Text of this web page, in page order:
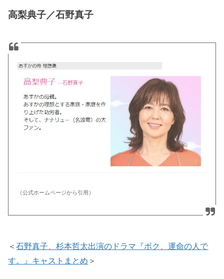
高梨典子／石野真子
（公式ホームページから引用）
＜石野真子、杉本哲太出演のドラマ『ボク、運命の人で
す。』キャストまとめ ＞